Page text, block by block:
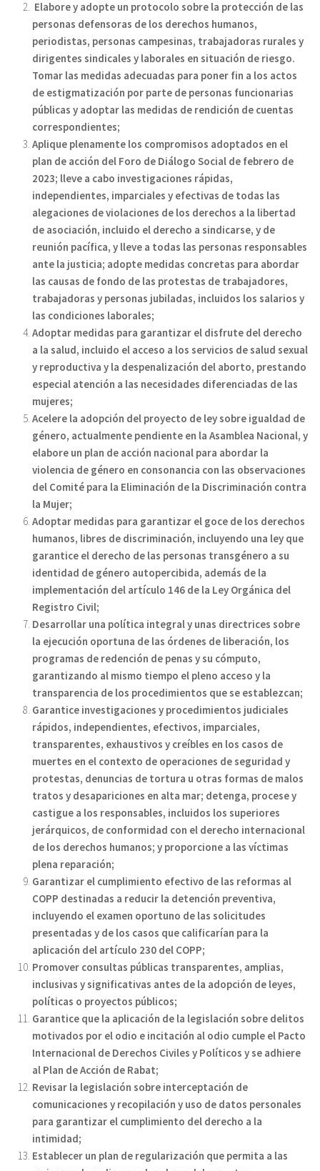
Elabore y adopte un protocolo sobre la protección de las
personas defensoras de los derechos humanos,
periodistas, personas campesinas, trabajadoras rurales y
dirigentes sindicales y laborales en situación de riesgo.
Tomar las medidas adecuadas para poner fin a los actos
de estigmatización por parte de personas funcionarias
públicas y adoptar las medidas de rendición de cuentas
correspondientes;
Aplique plenamente los compromisos adoptados en el
plan de acción del Foro de Diálogo Social de febrero de
2023; lleve a cabo investigaciones rápidas,
independientes, imparciales y efectivas de todas las
alegaciones de violaciones de los derechos a la libertad
de asociación, incluido el derecho a sindicarse, y de
reunión pacífica, y lleve a todas las personas responsables
ante la justicia; adopte medidas concretas para abordar
las causas de fondo de las protestas de trabajadores,
trabajadoras y personas jubiladas, incluidos los salarios y
las condiciones laborales;
Adoptar medidas para garantizar el disfrute del derecho
a la salud, incluido el acceso a los servicios de salud sexual
y reproductiva y la despenalización del aborto, prestando
especial atención a las necesidades diferenciadas de las
mujeres;
Acelere la adopción del proyecto de ley sobre igualdad de
género, actualmente pendiente en la Asamblea Nacional, y
elabore un plan de acción nacional para abordar la
violencia de género en consonancia con las observaciones
del Comité para la Eliminación de la Discriminación contra
la Mujer;
Adoptar medidas para garantizar el goce de los derechos
humanos, libres de discriminación, incluyendo una ley que
garantice el derecho de las personas transgénero a su
identidad de género autopercibida, además de la
implementación del artículo 146 de la Ley Orgánica del
Registro Civil;
Desarrollar una política integral y unas directrices sobre
la ejecución oportuna de las órdenes de liberación, los
programas de redención de penas y su cómputo,
garantizando al mismo tiempo el pleno acceso y la
transparencia de los procedimientos que se establezcan;
Garantice investigaciones y procedimientos judiciales
rápidos, independientes, efectivos, imparciales,
transparentes, exhaustivos y creíbles en los casos de
muertes en el contexto de operaciones de seguridad y
protestas, denuncias de tortura u otras formas de malos
tratos y desapariciones en alta mar; detenga, procese y
castigue a los responsables, incluidos los superiores
jerárquicos, de conformidad con el derecho internacional
de los derechos humanos; y proporcione a las víctimas
plena reparación;
Garantizar el cumplimiento efectivo de las reformas al
COPP destinadas a reducir la detención preventiva,
incluyendo el examen oportuno de las solicitudes
presentadas y de los casos que calificarían para la
aplicación del artículo 230 del COPP;
Promover consultas públicas transparentes, amplias,
inclusivas y significativas antes de la adopción de leyes,
políticas o proyectos públicos;
Garantice que la aplicación de la legislación sobre delitos
motivados por el odio e incitación al odio cumple el Pacto
Internacional de Derechos Civiles y Políticos y se adhiere
al Plan de Acción de Rabat;
Revisar la legislación sobre interceptación de
comunicaciones y recopilación y uso de datos personales
para garantizar el cumplimiento del derecho a la
intimidad;
Establecer un plan de regularización que permita a las